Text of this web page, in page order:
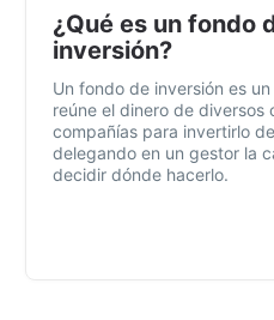
¿Qué es un fondo
inversión?
Un fondo de inversión es
reúne el dinero de diversos
compañías para invertirlo
delegando en un gestor la
decidir dónde hacerlo.